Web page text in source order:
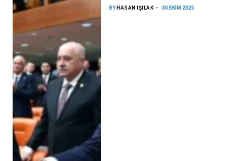
BY HASAN IŞILAK 30 EKIM 2025